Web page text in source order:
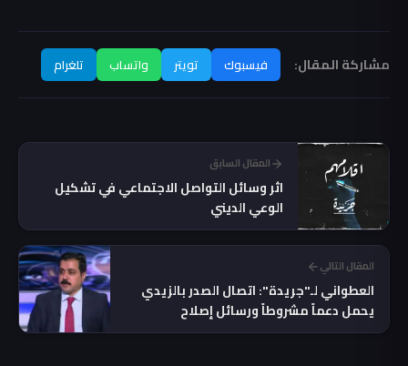
مشاركة المقال: فيسبوك تويتر واتساب تلغرام
المقال السابق
اثر وسائل التواصل الاجتماعي في تشكيل
الوعي الديني
المقال التالي
العطواني لـ"جريدة": اتصال الصدر بالزيدي
يحمل دعماً مشروطاً ورسائل إصلاح